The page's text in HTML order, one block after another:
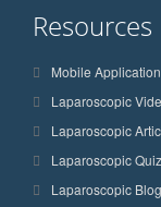
Resources
Mobile Application
Laparoscopic
Laparoscopic
Laparoscopic Quiz
Laparoscopic Blog